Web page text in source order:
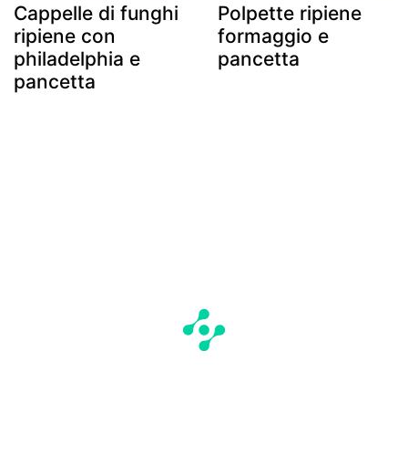
Cappelle di funghi
ripiene con
philadelphia e
pancetta
Polpette ripiene
formaggio e
pancetta